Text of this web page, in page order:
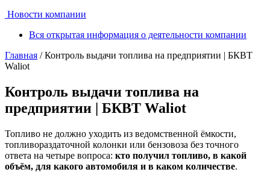
Новости компании
Вся открытая информация о деятельности компании
Главная / Контроль выдачи топлива на предприятии | БКВТ
Waliot
Контроль выдачи топлива на
предприятии | БКВТ Waliot
Топливо не должно уходить из ведомственной ёмкости,
топливораздаточной колонки или бензовоза без точного
ответа на четыре вопроса: кто получил топливо, в какой
объём, для какого автомобиля и в каком количестве.